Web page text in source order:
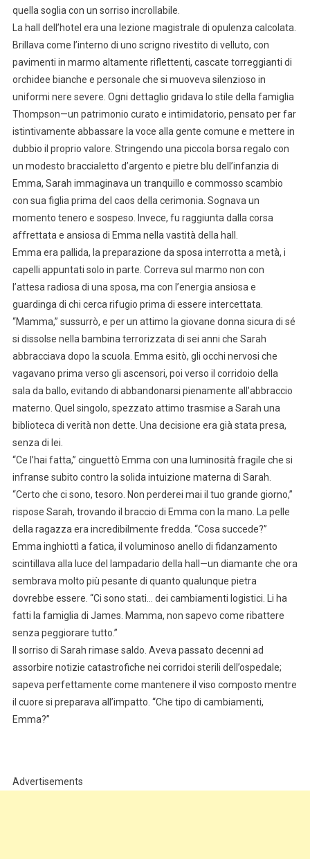
quella soglia con un sorriso incrollabile.
La hall dell’hotel era una lezione magistrale di opulenza calcolata.
Brillava come l’interno di uno scrigno rivestito di velluto, con
pavimenti in marmo altamente riflettenti, cascate torreggianti di
orchidee bianche e personale che si muoveva silenzioso in
uniformi nere severe. Ogni dettaglio gridava lo stile della famiglia
Thompson—un patrimonio curato e intimidatorio, pensato per far
istintivamente abbassare la voce alla gente comune e mettere in
dubbio il proprio valore. Stringendo una piccola borsa regalo con
un modesto braccialetto d’argento e pietre blu dell’infanzia di
Emma, Sarah immaginava un tranquillo e commosso scambio
con sua figlia prima del caos della cerimonia. Sognava un
momento tenero e sospeso. Invece, fu raggiunta dalla corsa
affrettata e ansiosa di Emma nella vastità della hall.
Emma era pallida, la preparazione da sposa interrotta a metà, i
capelli appuntati solo in parte. Correva sul marmo non con
l’attesa radiosa di una sposa, ma con l’energia ansiosa e
guardinga di chi cerca rifugio prima di essere intercettata.
“Mamma,” sussurrò, e per un attimo la giovane donna sicura di sé
si dissolse nella bambina terrorizzata di sei anni che Sarah
abbracciava dopo la scuola. Emma esitò, gli occhi nervosi che
vagavano prima verso gli ascensori, poi verso il corridoio della
sala da ballo, evitando di abbandonarsi pienamente all’abbraccio
materno. Quel singolo, spezzato attimo trasmise a Sarah una
biblioteca di verità non dette. Una decisione era già stata presa,
senza di lei.
“Ce l’hai fatta,” cinguettò Emma con una luminosità fragile che si
infranse subito contro la solida intuizione materna di Sarah.
“Certo che ci sono, tesoro. Non perderei mai il tuo grande giorno,”
rispose Sarah, trovando il braccio di Emma con la mano. La pelle
della ragazza era incredibilmente fredda. “Cosa succede?”
Emma inghiottì a fatica, il voluminoso anello di fidanzamento
scintillava alla luce del lampadario della hall—un diamante che ora
sembrava molto più pesante di quanto qualunque pietra
dovrebbe essere. “Ci sono stati… dei cambiamenti logistici. Li ha
fatti la famiglia di James. Mamma, non sapevo come ribattere
senza peggiorare tutto.”
Il sorriso di Sarah rimase saldo. Aveva passato decenni ad
assorbire notizie catastrofiche nei corridoi sterili dell’ospedale;
sapeva perfettamente come mantenere il viso composto mentre
il cuore si preparava all’impatto. “Che tipo di cambiamenti,
Emma?”
Advertisements